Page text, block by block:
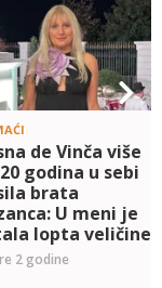
de Vinča više
godina u sebi
brata
U meni je
lopta veličine
GLAVE, to je
da
2 godine